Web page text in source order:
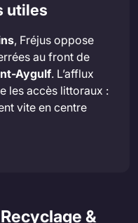
utiles
, Fréjus oppose
au front de
Aygulf. L’afflux
les accès littoraux :
vite en centre
&